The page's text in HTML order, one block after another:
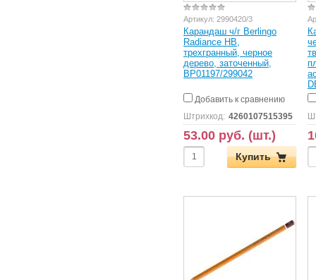
Артикул: 2990420/3
Карандаш ч/г Berlingo
Radiance HB,
трехгранный, черное
дерево, заточенный,
BP01197/299042
Добавить к сравнению
Штрихкод: 4260107515395
53.00 руб. (шт.)
Купить